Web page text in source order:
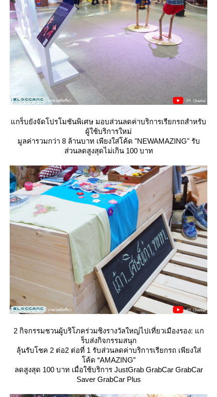
กร็บยังจัดโปรโมชันพิเศษ มอบส่วนลดค่าบริการเรียกรถสำหรับ
ผู้ใช้บริการใหม่
มูลค่ารวมกว่า 8 ล้านบาท เพียงใส่โค้ด "NEWAMAZING" รับ
ส่วนลดสูงสุดไม่เกิน 100 บาท
2 กิจกรรมชวนผู้บริโภคร่วมชิงรางวัลใหญ่ไปเที่ยวเมืองรอง: แก
ร็บส่งกิจกรรมสนุก
ลุ้นรับโชค 2 ต่อ2 ต่อที่ 1 รับส่วนลดค่าบริการเรียกรถ เพียงใส่
ค้ด “AMAZING”
ลดสูงสุด 100 บาท เมื่อใช้บริการ JustGrab GrabCar GrabCar
Saver GrabCar Plus